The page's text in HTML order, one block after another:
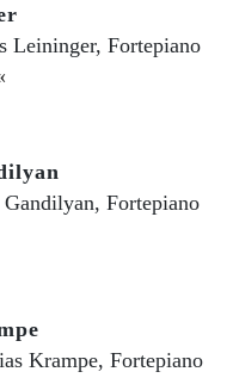
Leininger, Fortepiano
Fortepiano
Krampe, Fortepiano